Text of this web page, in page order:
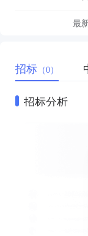
最
招标 （0）
招标分析